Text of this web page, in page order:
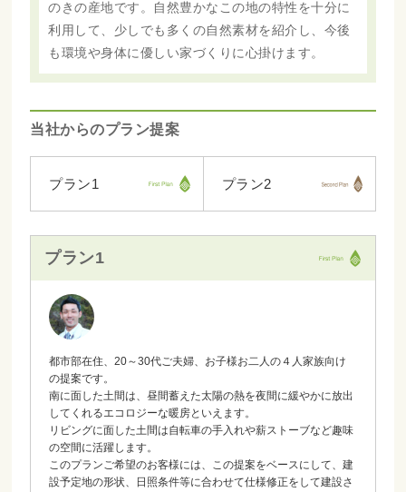
のきの産地です。自然豊かなこの地の特性を十分に
利用して、少しでも多くの自然素材を紹介し、今後
も環境や身体に優しい家づくりに心掛けます。
当社からのプラン提案
プラン1 プラン2
プラン1
都市部在住、20～30代ご夫婦、お子様お二人の４人家族向け
の提案です。
南に面した土間は、昼間蓄えた太陽の熱を夜間に緩やかに放出
してくれるエコロジーな暖房といえます。
リビングに面した土間は自転車の手入れや薪ストーブなど趣味
の空間に活躍します。
このプランご希望のお客様には、この提案をベースにして、建
設予定地の形状、日照条件等に合わせて仕様修正をして建設さ